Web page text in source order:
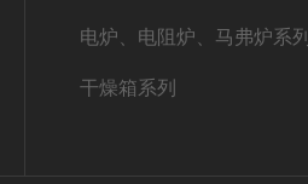
电炉、电阻炉、马弗炉系列
干燥箱系列